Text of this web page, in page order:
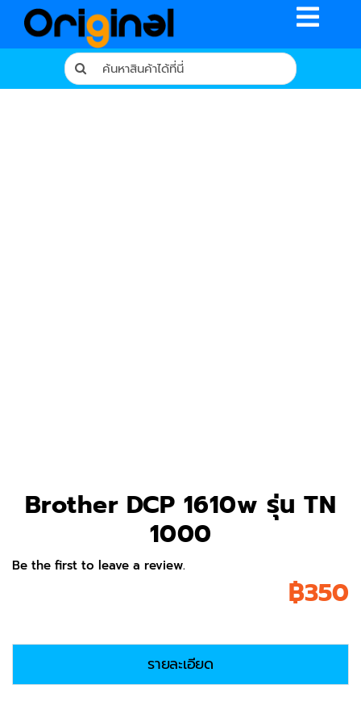
Toggle
Search
for:
Brother DCP 1610w รุ่น TN
1000
Be the first to leave a review.
฿350
รายละเอียด